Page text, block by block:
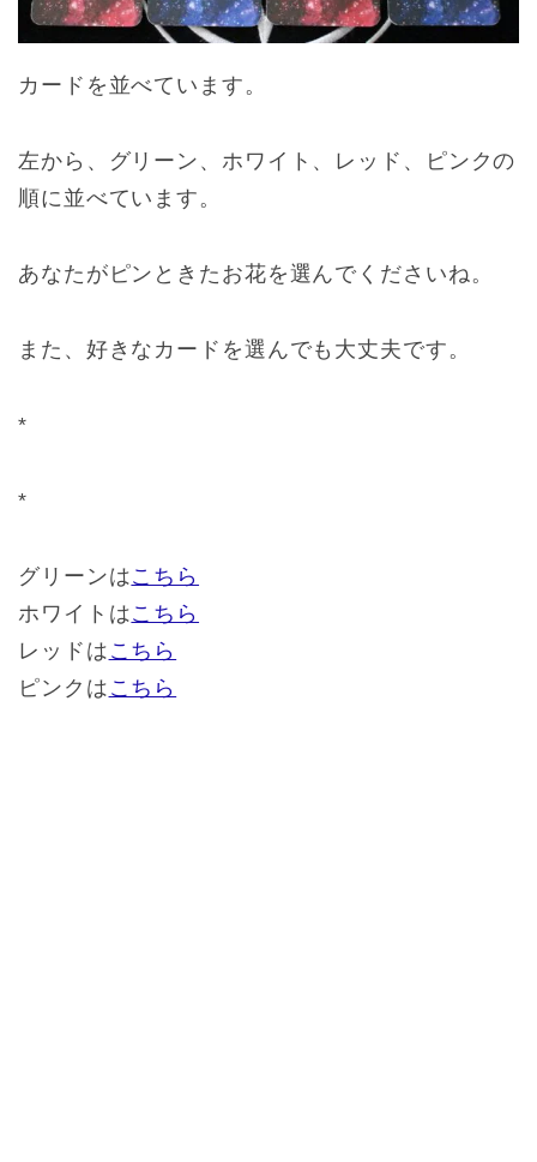
カードを並べています。
左から、グリーン、ホワイト、レッド、ピンクの
順に並べています。
あなたがピンときたお花を選んでくださいね。
また、好きなカードを選んでも大丈夫です。
*
*
グリーンはこちら
ホワイトはこちら
レッドは こちら
ピンクは こちら